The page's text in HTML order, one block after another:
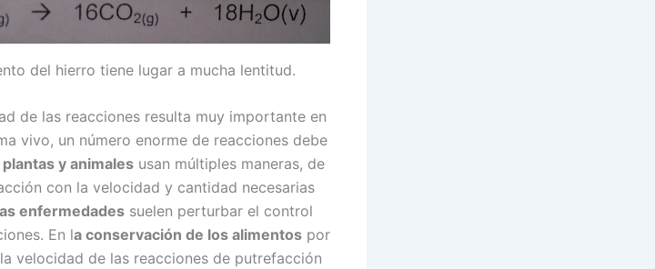
del hierro tiene lugar a mucha lentitud.
de las reacciones resulta muy importante en
vivo, un número enorme de reacciones debe
plantas y animales usan múltiples maneras, de
con la velocidad y cantidad necesarias
enfermedades suelen perturbar el control
En la conservación de los alimentospor
velocidad de las reacciones de putrefacción